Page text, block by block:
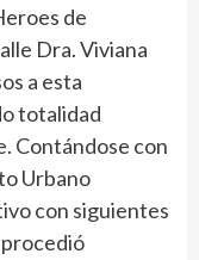
de
Dra. Viviana
a esta
totalidad
Contándose con
Urbano
con siguientes